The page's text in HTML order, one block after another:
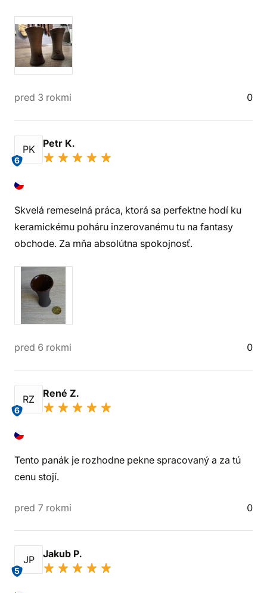
pred 3 rokmi 0
PK
6
Petr K.
Skvelá remeselná práca, ktorá sa perfektne hodí ku
keramickému poháru inzerovanému tu na fantasy
obchode. Za mňa absolútna spokojnosť.
pred 6 rokmi 0
RZ
6
René Z.
Tento panák je rozhodne pekne spracovaný a za tú
cenu stojí.
pred 7 rokmi 0
JP
5
Jakub P.